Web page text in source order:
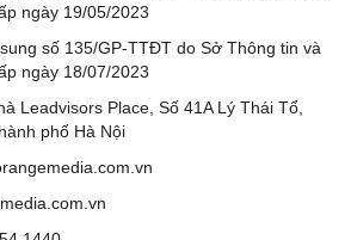
ngày 19/05/2023
số 135/GP-TTĐT do Sở Thông tin và
ngày 18/07/2023
Leadvisors Place, Số 41A Lý Thái Tổ,
phố Hà Nội